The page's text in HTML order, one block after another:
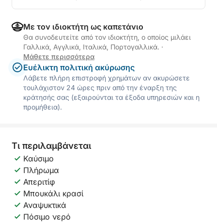
Με τον ιδιοκτήτη ως καπετάνιο
Θα συνοδευτείτε από τον ιδιοκτήτη, ο οποίος μιλάει
Γαλλικά, Αγγλικά, Ιταλικά, Πορτογαλλικά. ·
Μάθετε περισσότερα
Ευέλικτη πολιτική ακύρωσης
Λάβετε πλήρη επιστροφή χρημάτων αν ακυρώσετε
τουλάχιστον 24 ώρες πριν από την έναρξη της
κράτησής σας (εξαιρούνται τα έξοδα υπηρεσιών και η
προμήθεια).
Τι περιλαμβάνεται
Καύσιμο
Πλήρωμα
Απεριτίφ
Μπουκάλι κρασί
Αναψυκτικά
Πόσιμο νερό